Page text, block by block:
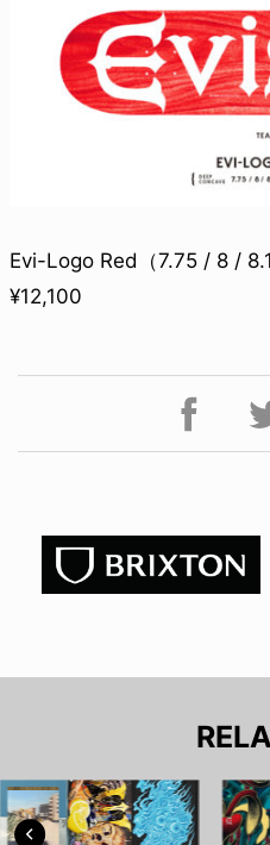
Evi-Logo Red（7.75 / 8 /
¥12,100